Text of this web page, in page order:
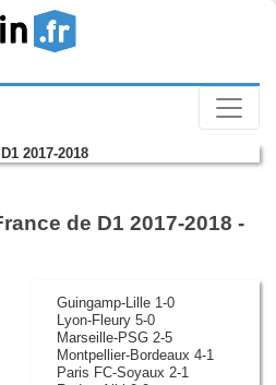
2017-2018
de D1 2017-2018 -
Guingamp-Lille 1-0
Lyon-Fleury 5-0
Marseille-PSG 2-5
Montpellier-Bordeaux 4-1
Paris FC-Soyaux 2-1